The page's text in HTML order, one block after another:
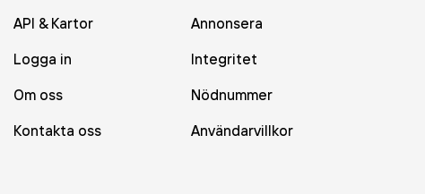
API & Kartor
Annonsera
Logga in
Integritet
Om oss
Nödnummer
Kontakta oss
Användarvillkor